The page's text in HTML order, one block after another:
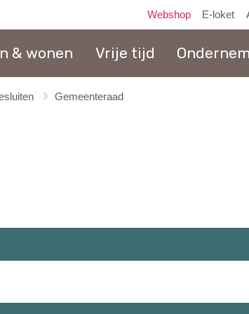
Webshop E-loket
& wonen Vrije tijd
Gemeenteraad